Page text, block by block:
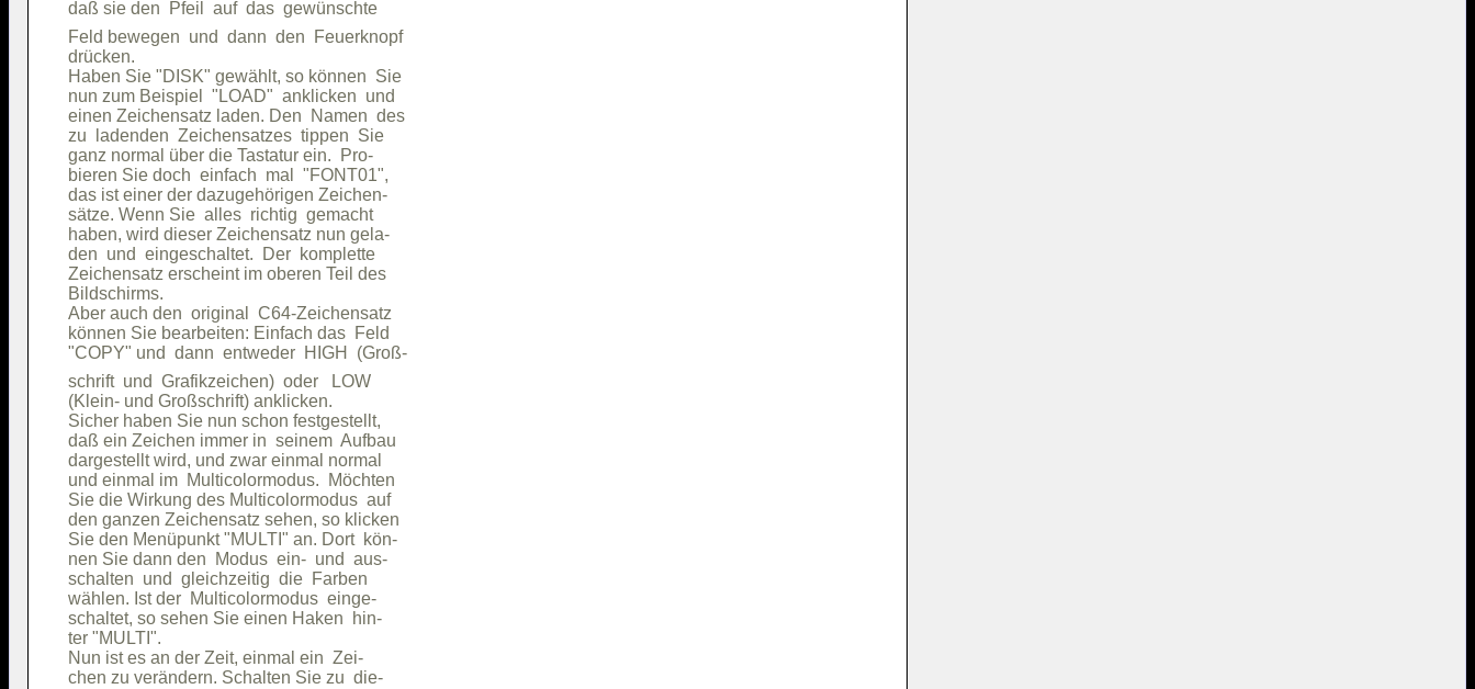
Feld bewegen  und  dann  den  Feuerknopf
drücken.
Haben Sie "DISK" gewählt, so können  Sie
nun zum Beispiel  "LOAD"  anklicken  und
einen Zeichensatz laden. Den  Namen  des
zu  ladenden  Zeichensatzes  tippen  Sie
ganz normal über die Tastatur ein.  Pro-
bieren Sie doch  einfach  mal  "FONT01",
das ist einer der dazugehörigen Zeichen-
sätze. Wenn Sie  alles  richtig  gemacht
haben, wird dieser Zeichensatz nun gela-
den  und  eingeschaltet.  Der  komplette
Zeichensatz erscheint im oberen Teil des
Bildschirms.
Aber auch den  original  C64-Zeichensatz
können Sie bearbeiten: Einfach das  Feld
schrift  und  Grafikzeichen)  oder   LOW
(Klein- und Großschrift) anklicken.
Sicher haben Sie nun schon festgestellt,
daß ein Zeichen immer in  seinem  Aufbau
dargestellt wird, und zwar einmal normal
und einmal im  Multicolormodus.  Möchten
Sie die Wirkung des Multicolormodus  auf
den ganzen Zeichensatz sehen, so klicken
Sie den Menüpunkt "MULTI" an. Dort  kön-
nen Sie dann den  Modus  ein-  und  aus-
schalten  und  gleichzeitig  die  Farben
wählen. Ist der  Multicolormodus  einge-
schaltet, so sehen Sie einen Haken  hin-
ter "MULTI".
Nun ist es an der Zeit, einmal ein  Zei-
chen zu verändern. Schalten Sie zu  die-